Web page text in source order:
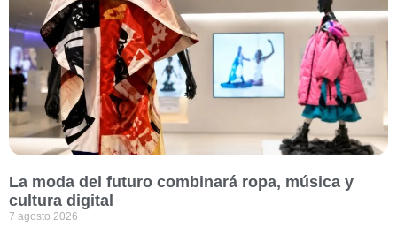
La moda del futuro combinará ropa, música y
cultura digital
7 agosto 2026